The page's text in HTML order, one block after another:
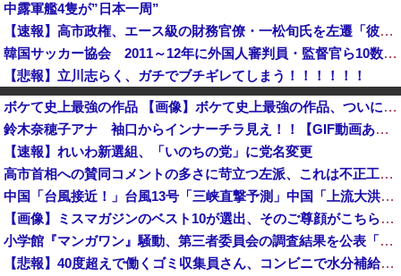
中露軍艦4隻が”日本一周”
【速報】高市政権、エース級の財務官僚・一松旬氏を左遷「彼は協力的でなかった」財務省の言いなりではないことが判明
韓国サッカー協会 2011～12年に外国人審判員・監督官ら10数人を性接待（W杯予選、五輪予選が含まれる）国会議員が事実確認
【悲報】立川志らく、ガチでブチギレてしまう！！！！！！
【画像】日本共産党の街宣車、ほんと碌でもないな
【悲報】共同通信、ガチで逝く・・・・・・
【悲報】札幌オリンピック、８割が賛成・・・・
ボケて史上最強の作品 【画像】ボケて史上最強の作品、ついに決まるｗｗｗｗｗｗｗｗ
鈴木奈穂子アナ 袖口からインナーチラ見え！！【GIF動画あり】
【速報】れいわ新選組、「いのちの党」に党名変更
高市首相への賛同コメントの多さに苛立つ左派、これは不正工作に違いない！と確信してしまった結果……
中国「台風接近！」台風13号「三峡直撃予測」中国「上流大洪水！（三峡上流」中国都市「8/5の映像（動画」三峡ダム「緊急放流（決壊危機」中国「下流大水害（震え声」→
【画像】ミスマガジンのベスト10が選出、そのご尊顔がこちらｗｗｗｗｗｗ
小学館『マンガワン』騒動、第三者委員会の調査結果を公表「今後、倫理的に許容することができないと判断した作家は使わない」
【悲報】40度超えで働くゴミ収集員さん、コンビニで水分補給しただけで市民からブチギレられてしまう